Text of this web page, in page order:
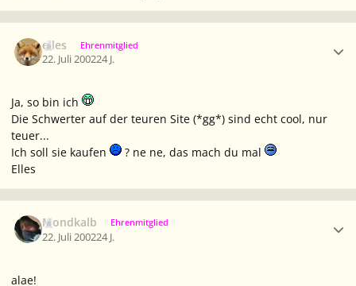
elles Ehrenmitglied
22. Juli 200224 J.
Ja, so bin ich
Die Schwerter auf der teuren Site (*gg*) sind echt cool, nur
teuer...
Ich soll sie kaufen
? ne ne, das mach du mal
Elles
Mondkalb Ehrenmitglied
22. Juli 200224 J.
alae!